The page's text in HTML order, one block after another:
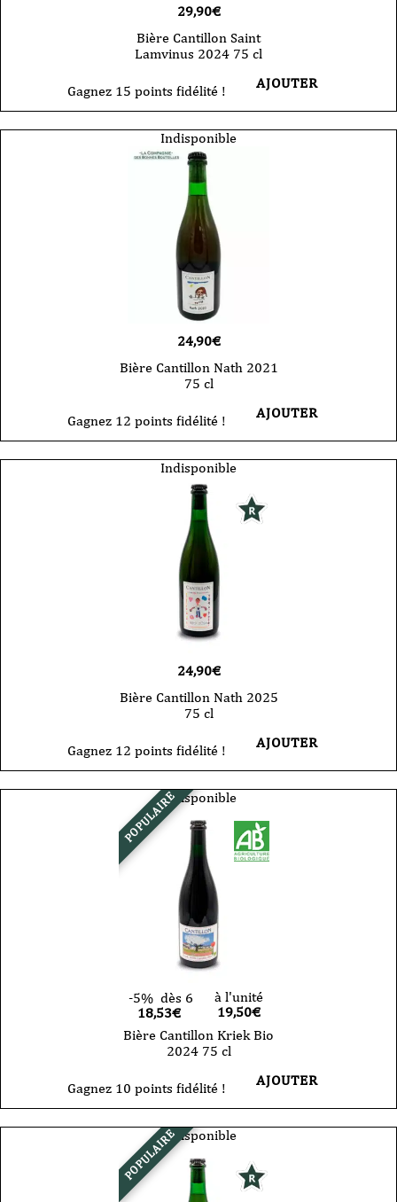
29,90€
Bière Cantillon Saint
Lamvinus 2024 75 cl
Gagnez 15 points fidélité ! AJOUTER
Indisponible
24,90€
Bière Cantillon Nath 2021
75 cl
Gagnez 12 points fidélité ! AJOUTER
Indisponible
24,90€
Bière Cantillon Nath 2025
75 cl
Gagnez 12 points fidélité ! AJOUTER
POPULAIREIndisponible
-5% dès 6
18,53€
à l'unité
19,50€
Bière Cantillon Kriek Bio
2024 75 cl
Gagnez 10 points fidélité ! AJOUTER
POPULAIREIndisponible